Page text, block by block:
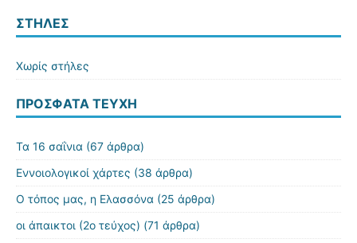
ΣΤΗΛΕΣ
Χωρίς στήλες
ΠΡΌΣΦΑΤΑ ΤΕΎΧΗ
Τα 16 σαΐνια (67 άρθρα)
Εννοιολογικοί χάρτες (38 άρθρα)
Ο τόπος μας, η Ελασσόνα (25 άρθρα)
οι άπαικτοι (2ο τεύχος) (71 άρθρα)